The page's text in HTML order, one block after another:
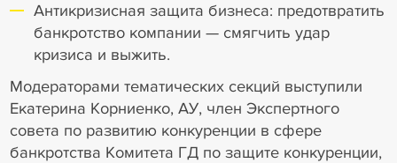
Антикризисная защита бизнеса: предотвратить
банкротство компании — смягчить удар
кризиса и выжить.
Модераторами тематических секций выступили
Екатерина Корниенко, АУ, член Экспертного
совета по развитию конкуренции в сфере
банкротства Комитета ГД по защите конкуренции,